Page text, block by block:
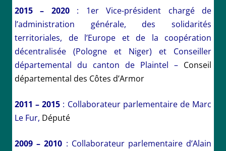
2015 – 2020: 1er Vice-président chargé de
l’administration générale, des solidarités
territoriales, de l’Europe et de la coopération
décentralisée (Pologne et Niger) et Conseiller
départemental du canton de Plaintel – Conseil
départemental des Côtes d’Armor
2011 – 2015 : Collaborateur parlementaire de Marc
Le Fur, Député
2009 – 2010 : Collaborateur parlementaire d’Alain